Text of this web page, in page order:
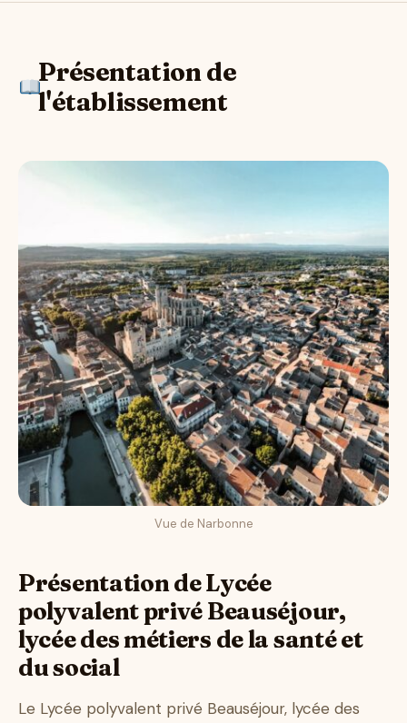
Présentation de
l'établissement
Vue de Narbonne
Présentation de Lycée
polyvalent privé Beauséjour,
lycée des métiers de la santé et
du social
Le Lycée polyvalent privé Beauséjour, lycée des